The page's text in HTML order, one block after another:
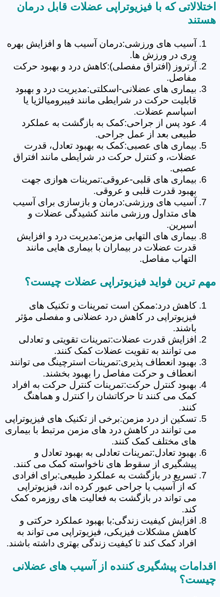
اختلالاتی که با فیزیوتراپی عضلات قابل درمان
هستند
آسیب های ورزشی:درمان آسیب ها و افزایش بهره
وری در ورزش ها.
آرتروز (افتراق مفصلی):کاهش درد و بهبود حرکت
مفاصل.
بیماری های عضلانی-اسکلتی:مدیریت درد و بهبود
قابلیت حرکت در شرایطی مانند فیبرومیالژیا یا
اسپاسم عضلات.
عود پس از جراحی:کمک به بازگشت به عملکرد
طبیعی بعد از عمل جراحی.
بیماری های عصبی:کمک به بهبود تعادل، قدرت
عضلات، و کنترل حرکت در شرایطی مانند افتراق
عصبی.
بیماری های قلبی-عروقی:تمرینات هوازی جهت
بهبود قدرت قلبی و عروقی.
آسیب های ورزشی:درمان و بازسازی برای آسیب
های متداول ورزشی مانند کشیدگی عضلات و
اسپرین.
بیماری های التهابی مزمن:مدیریت درد و افزایش
قدرت عضلات در بیماران با بیماری هایی مانند
التهاب مفاصل.
مهم ترین فواید فیزیوتراپی عضلات چیست؟
کاهش درد:ممکن است تمرینات و تکنیک های
فیزیوتراپی در کاهش درد عضلانی و مفصلی مؤثر
باشند.
افزایش قدرت عضلات:تمرینات تقویتی و تعادلی
می توانند به تقویت عضلات کمک کنند.
بهبود انعطاف پذیری:تمرینات استرچینگ می توانند
انعطاف و حرکت مفاصل را بهبود بخشند.
بهبود کنترل حرکت:تمرینات کنترل حرکت به افراد
کمک می کنند تا حرکاتشان را کنترل و هماهنگ
کنند.
تسکین از درد مزمن:برخی از تکنیک های فیزیوتراپی
می توانند در کاهش درد های مزمن مرتبط با بیماری
های مختلف کمک کنند.
بهبود تعادل:تمرینات تعادلی به بهبود تعادل و
پیشگیری از سقوط های ناخواسته کمک می کنند.
تسریع در بازگشت به عملکرد طبیعی:برای افرادی
که از آسیب یا جراحی عبور کرده اند، فیزیوتراپی
می تواند در بازگشت به فعالیت های روزمره کمک
کند.
افزایش کیفیت زندگی:با بهبود عملکرد حرکتی و
کاهش مشکلات فیزیکی، فیزیوتراپی می تواند به
افراد کمک کند تا کیفیت زندگی بهتری داشته باشند.
اقدامات پیشگیری کننده از آسیب های عضلانی
چیست؟